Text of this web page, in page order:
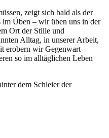
zeigt sich bald als der
im Üben – wir üben uns in der
Ort der Stille und
Alltag, in unserer Arbeit,
erobern wir Gegenwart
so im alltäglichen Leben
dem Schleier der